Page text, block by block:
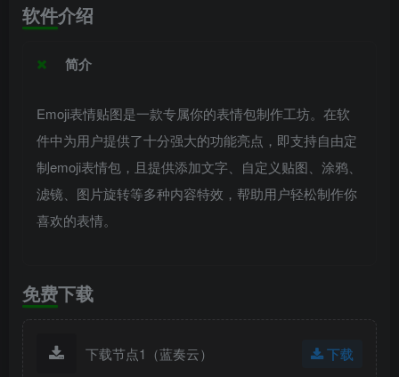
软件介绍
简介
Emoji表情贴图是一款专属你的表情包制作工坊。在软
件中为用户提供了十分强大的功能亮点，即支持自由定
制emoji表情包，且提供添加文字、自定义贴图、涂鸦、
滤镜、图片旋转等多种内容特效，帮助用户轻松制作你
喜欢的表情。
免费下载
下载节点1（蓝奏云） 下载